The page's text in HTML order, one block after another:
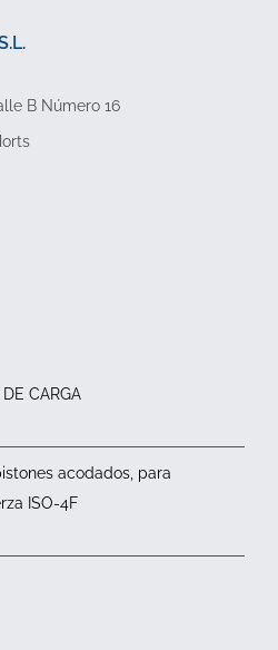
B Número 16
CARGA
acodados, para
ISO-4F